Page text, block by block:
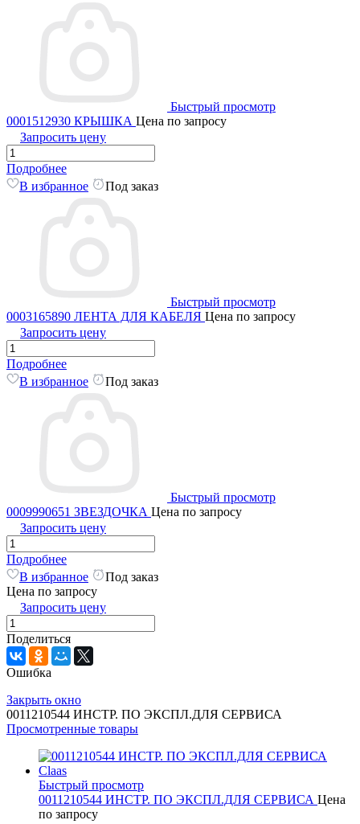
Быстрый просмотр
0001512930 КРЫШКА Цена по запросу
Запросить цену
Подробнее
В избранное
Под заказ
Быстрый просмотр
0003165890 ЛЕНТА ДЛЯ КАБЕЛЯ Цена по запросу
Запросить цену
Подробнее
В избранное
Под заказ
Быстрый просмотр
0009990651 ЗВЕЗДОЧКА Цена по запросу
Запросить цену
Подробнее
В избранное
Под заказ
Цена по запросу
Запросить цену
Поделиться
Ошибка
Закрыть окно
0011210544 ИНСТР. ПО ЭКСПЛ.ДЛЯ СЕРВИСА
Просмотренные товары
Быстрый просмотр
0011210544 ИНСТР. ПО ЭКСПЛ.ДЛЯ СЕРВИСА Цена
по запросу